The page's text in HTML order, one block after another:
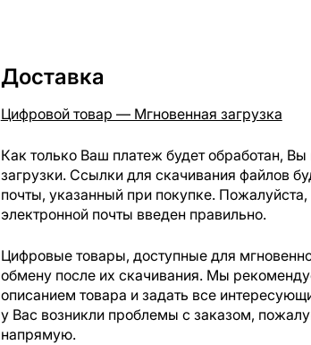
Доставка
Цифровой товар — Мгновенная загрузка
Как только Ваш платеж будет обработан,
загрузки. Ссылки для скачивания файлов
почты, указанный при покупке.
электронной почты введен правильно.
Цифровые товары, доступные для
обмену после их скачивания. Мы
описанием товара и задать все
у Вас возникли проблемы с заказом,
напрямую.